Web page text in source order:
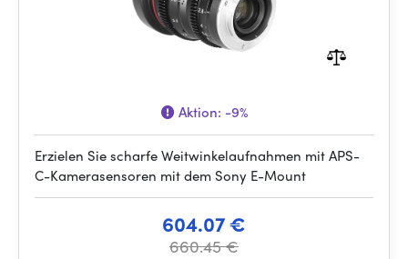
Aktion: -9%
Erzielen Sie scharfe Weitwinkelaufnahmen mit APS-
C-Kamerasensoren mit dem Sony E-Mount
604.07 €
660.45 €